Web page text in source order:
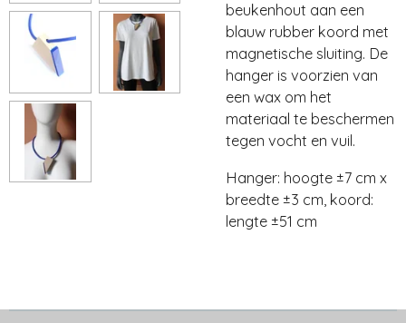
beukenhout aan een
blauw rubber koord met
magnetische sluiting. De
hanger is voorzien van
een wax om het
materiaal te beschermen
tegen vocht en vuil.
Hanger: hoogte ±7 cm x
breedte ±3 cm, koord:
lengte ±51 cm